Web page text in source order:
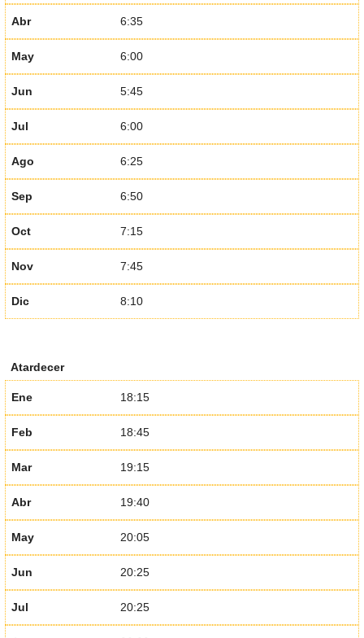
Abr 6:35
May 6:00
Jun 5:45
Jul 6:00
Ago 6:25
Sep 6:50
Oct 7:15
Nov 7:45
Dic 8:10
Atardecer
Ene 18:15
Feb 18:45
Mar 19:15
Abr 19:40
May 20:05
Jun 20:25
Jul 20:25